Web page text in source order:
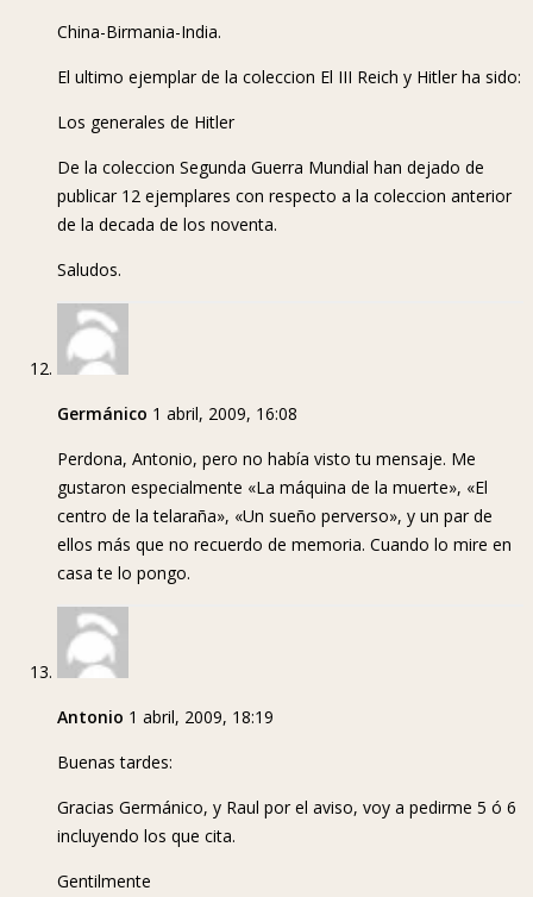
China-Birmania-India.
El ultimo ejemplar de la coleccion El III Reich y Hitler ha sido:
Los generales de Hitler
De la coleccion Segunda Guerra Mundial han dejado de
publicar 12 ejemplares con respecto a la coleccion anterior
de la decada de los noventa.
Saludos.
Germánico 1 abril, 2009, 16:08
Perdona, Antonio, pero no había visto tu mensaje. Me
gustaron especialmente «La máquina de la muerte», «El
centro de la telaraña», «Un sueño perverso», y un par de
ellos más que no recuerdo de memoria. Cuando lo mire en
casa te lo pongo.
Antonio 1 abril, 2009, 18:19
Buenas tardes:
Gracias Germánico, y Raul por el aviso, voy a pedirme 5 ó 6
incluyendo los que cita.
Gentilmente